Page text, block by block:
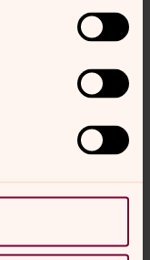
behandling